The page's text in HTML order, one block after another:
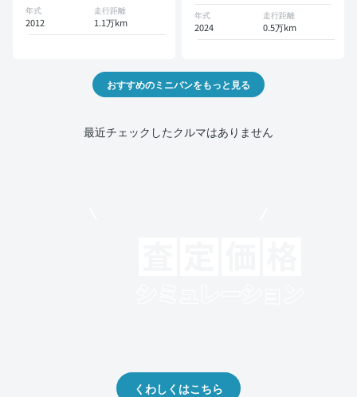
年式
2012
走行距離
1.1万km
年式
2024
走行距離
0.5万km
おすすめのミニバンをもっと見る
最近チェックしたクルマはありません
くわしくはこちら